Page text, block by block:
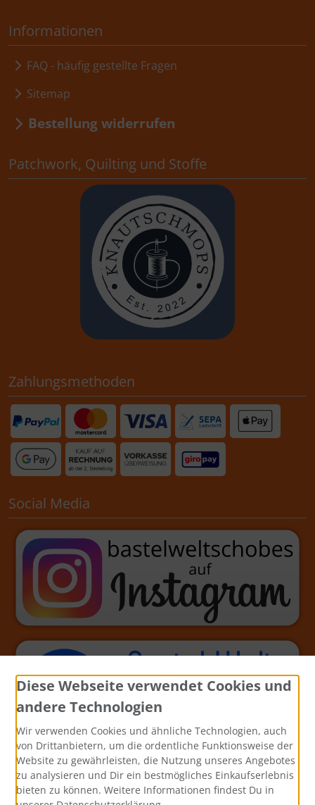
Informationen
FAQ - häufig gestellte Fragen
Sitemap
Bestellung widerrufen
Patchwork, Quilting und Stoffe
Zahlungsmethoden
Social Media
Diese Webseite verwendet Cookies und
andere Technologien
Wir verwenden Cookies und ähnliche Technologien, auch
von Drittanbietern, um die ordentliche Funktionsweise der
Website zu gewährleisten, die Nutzung unseres Angebotes
zu analysieren und Dir ein bestmögliches Einkaufserlebnis
bieten zu können. Weitere Informationen findest Du in